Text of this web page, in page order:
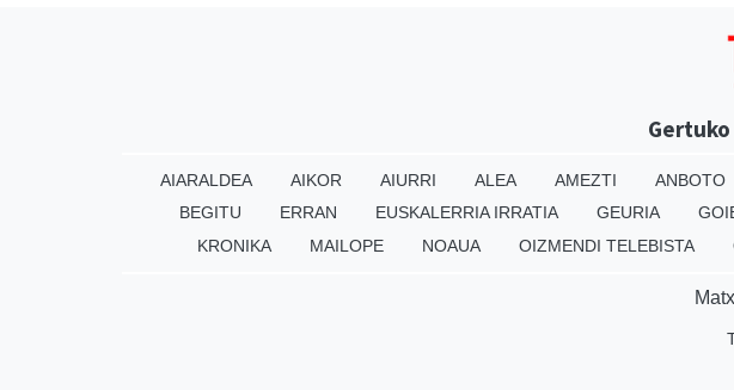
AIARALDEA AIKOR AIURRI ALEA AMEZTI ANBOTO
BEGITU
ERRAN EUSKALERRIA IRRATIA GEURIA
KRONIKA
MAILOPE NOAUA OIZMENDI TELEBISTA
Matx